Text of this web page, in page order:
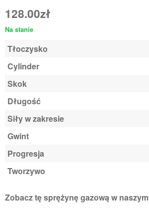
BIURO OBSŁUGI KLIENTA
FAQ
128.00zł
Na stanie
Tłoczysko
Cylinder
Skok
Długość
Siły w zakresie
Gwint
Progresja
Tworzywo
Zobacz tę sprężynę gazową w naszym